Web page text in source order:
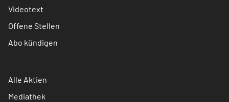
Videotext
Offene Stellen
Abo kündigen
Alle Aktien
Mediathek